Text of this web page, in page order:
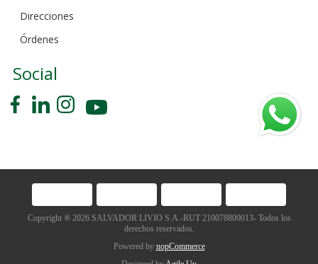
Direcciones
Órdenes
Social
Copyright ® 2026 SALVADOR LIVIO S.A.-RUT 210078800013- Todos los
derechos reservados.
Powered by nopCommerce